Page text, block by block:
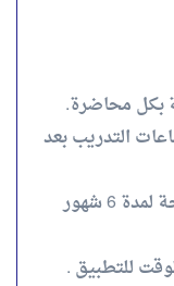
بكل محاضرة.
التدريب بعد
✅ تسجيلات خاصة بكل محاضرة متاحة لمدة 6 شهور
للتطبيق .